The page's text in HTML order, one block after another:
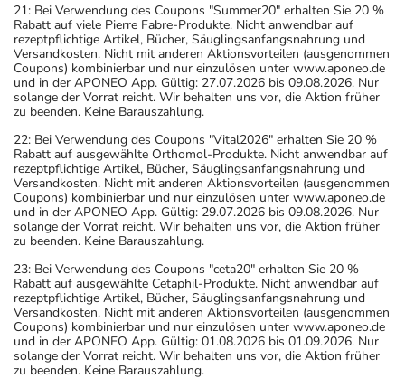
21: Bei Verwendung des Coupons "Summer20" erhalten Sie 20 %
Rabatt auf viele Pierre Fabre-Produkte. Nicht anwendbar auf
rezeptpflichtige Artikel, Bücher, Säuglingsanfangsnahrung und
Versandkosten. Nicht mit anderen Aktionsvorteilen (ausgenommen
Coupons) kombinierbar und nur einzulösen unter www.aponeo.de
und in der APONEO App. Gültig: 27.07.2026 bis 09.08.2026. Nur
solange der Vorrat reicht. Wir behalten uns vor, die Aktion früher
zu beenden. Keine Barauszahlung.
22: Bei Verwendung des Coupons "Vital2026" erhalten Sie 20 %
Rabatt auf ausgewählte Orthomol-Produkte. Nicht anwendbar auf
rezeptpflichtige Artikel, Bücher, Säuglingsanfangsnahrung und
Versandkosten. Nicht mit anderen Aktionsvorteilen (ausgenommen
Coupons) kombinierbar und nur einzulösen unter www.aponeo.de
und in der APONEO App. Gültig: 29.07.2026 bis 09.08.2026. Nur
solange der Vorrat reicht. Wir behalten uns vor, die Aktion früher
zu beenden. Keine Barauszahlung.
23: Bei Verwendung des Coupons "ceta20" erhalten Sie 20 %
Rabatt auf ausgewählte Cetaphil-Produkte. Nicht anwendbar auf
rezeptpflichtige Artikel, Bücher, Säuglingsanfangsnahrung und
Versandkosten. Nicht mit anderen Aktionsvorteilen (ausgenommen
Coupons) kombinierbar und nur einzulösen unter www.aponeo.de
und in der APONEO App. Gültig: 01.08.2026 bis 01.09.2026. Nur
solange der Vorrat reicht. Wir behalten uns vor, die Aktion früher
zu beenden. Keine Barauszahlung.